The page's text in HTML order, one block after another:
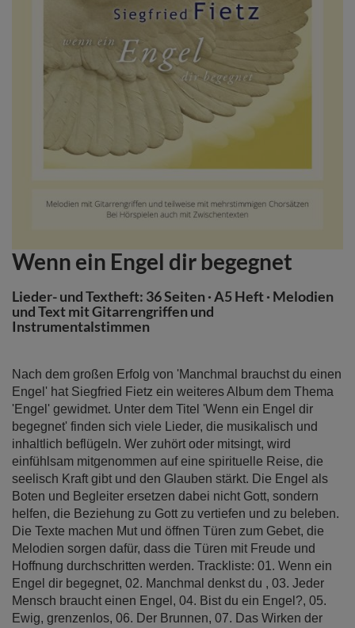
Wenn ein Engel dir begegnet
Lieder- und Textheft: 36 Seiten · A5 Heft · Melodien
und Text mit Gitarrengriffen und
Instrumentalstimmen
Nach dem großen Erfolg von 'Manchmal brauchst du einen
Engel' hat Siegfried Fietz ein weiteres Album dem Thema
'Engel' gewidmet. Unter dem Titel 'Wenn ein Engel dir
begegnet' finden sich viele Lieder, die musikalisch und
inhaltlich beflügeln. Wer zuhört oder mitsingt, wird
einfühlsam mitgenommen auf eine spirituelle Reise, die
seelisch Kraft gibt und den Glauben stärkt. Die Engel als
Boten und Begleiter ersetzen dabei nicht Gott, sondern
helfen, die Beziehung zu Gott zu vertiefen und zu beleben.
Die Texte machen Mut und öffnen Türen zum Gebet, die
Melodien sorgen dafür, dass die Türen mit Freude und
Hoffnung durchschritten werden. Trackliste: 01. Wenn ein
Engel dir begegnet, 02. Manchmal denkst du , 03. Jeder
Mensch braucht einen Engel, 04. Bist du ein Engel?, 05.
Ewig, grenzenlos, 06. Der Brunnen, 07. Das Wirken der
Zum
Anfang
der
Bildergalerie
springen